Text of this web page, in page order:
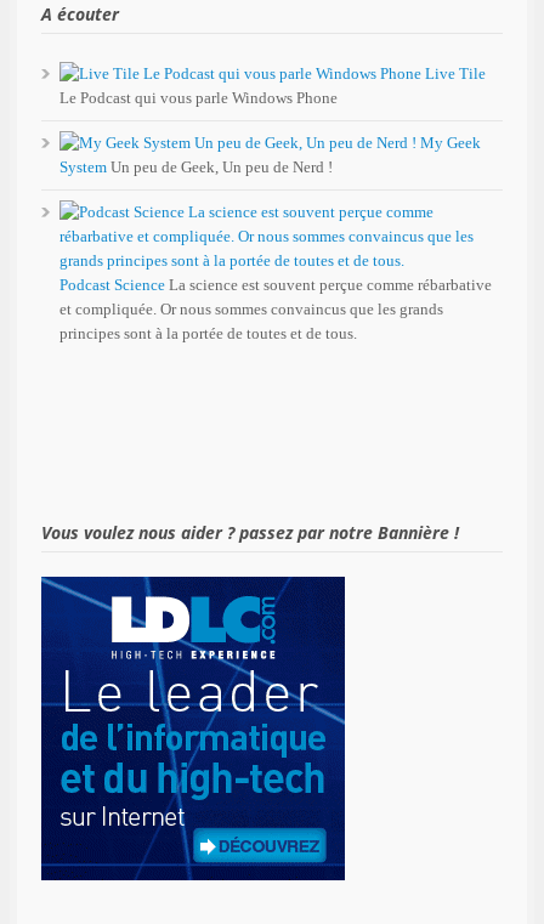
A écouter
Live Tile
Le Podcast qui vous parle Windows Phone
My Geek
System Un peu de Geek, Un peu de Nerd !
Podcast Science La science est souvent perçue comme rébarbative
et compliquée. Or nous sommes convaincus que les grands
principes sont à la portée de toutes et de tous.
Vous voulez nous aider ? passez par notre Bannière !